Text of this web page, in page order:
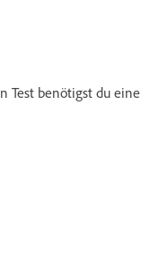
Test benötigst du eine